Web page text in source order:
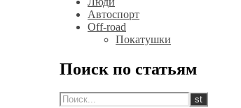
Автоспорт
Off-road
Покатушки
Поиск по статьям